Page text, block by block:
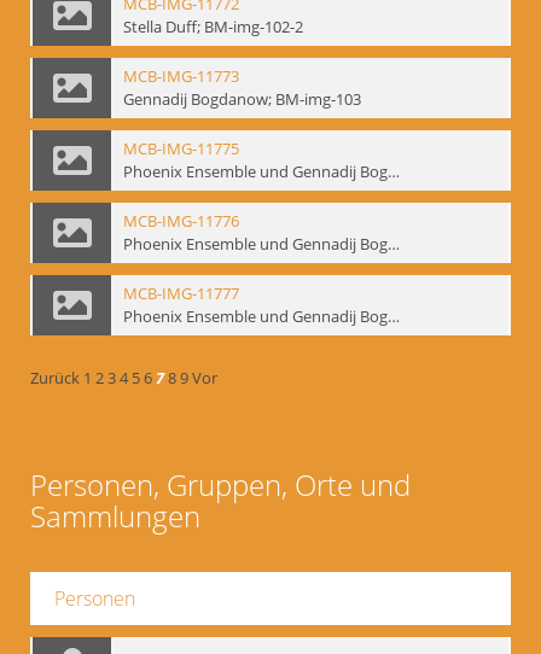
Stella Duff; BM-img-102-2
MCB-IMG-11773
Gennadij Bogdanow; BM-img-103
MCB-IMG-11775
Phoenix Ensemble und Gennadij Bogdanow; BM-img-105-1
MCB-IMG-11776
Phoenix Ensemble und Gennadij Bogdanow; BM-img-105-2
MCB-IMG-11777
Phoenix Ensemble und Gennadij Bogdanow; BM-img-105-3
Zurück 1 234 56789Vor
Personen, Gruppen, Orte und
Sammlungen
Personen